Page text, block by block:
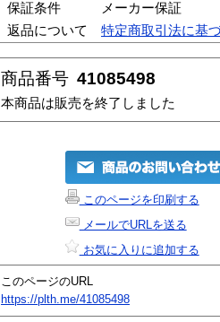
保証条件
メーカー保証
返品について
特定商取引法に基
商品番号 41085498
本商品は販売を終了しました
このページを印刷する
メールでURLを送る
お気に入りに追加する
このページのURL
https://plth.me/41085498